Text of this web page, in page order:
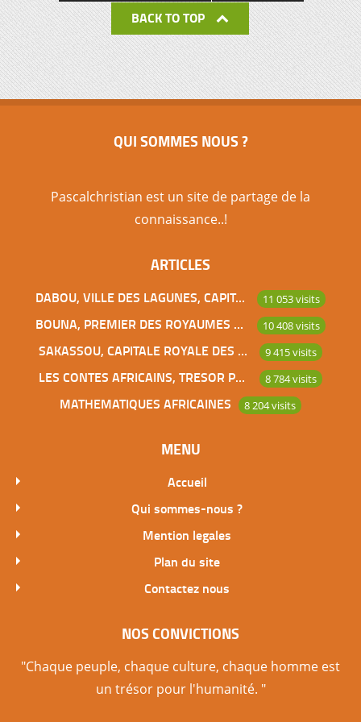
BACK TO TOP
QUI SOMMES NOUS ?
Pascalchristian est un site de partage de la
connaissance..!
ARTICLES
DABOU, VILLE DES LAGUNES, CAPITALE DES ADJOUKROU 11 053 visits
BOUNA, PREMIER DES ROYAUMES DE CÔTE D’IVOIRE 10 408 visits
SAKASSOU, CAPITALE ROYALE DES BAOULES 9 415 visits
LES CONTES AFRICAINS, TRESOR POUR L’HUMANITE 8 784 visits
MATHEMATIQUES AFRICAINES 8 204 visits
MENU
Accueil
Qui sommes-nous ?
Mention legales
Plan du site
Contactez nous
NOS CONVICTIONS
"Chaque peuple, chaque culture, chaque homme est
un trésor pour l'humanité. "